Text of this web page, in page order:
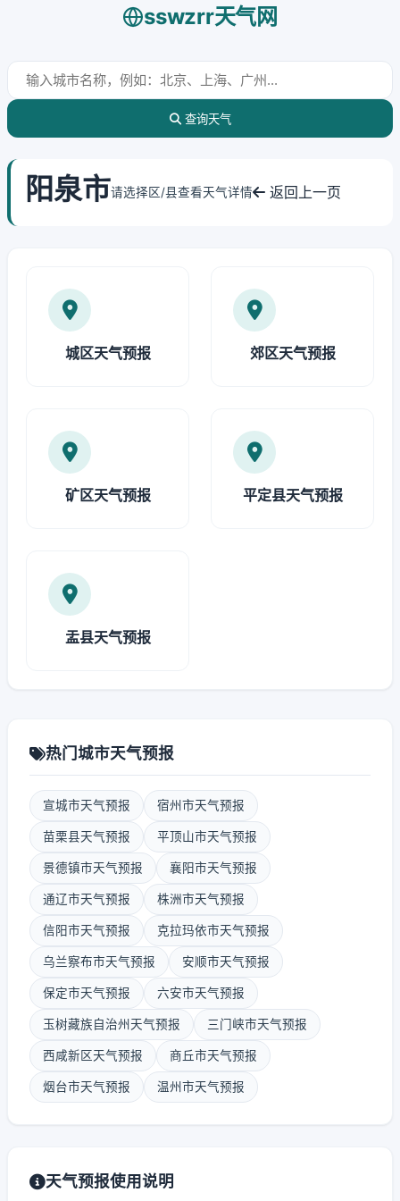
sswzrr天气网
查询天气
阳泉市请选择区/县查看天气详情 返回上一页
城区天气预报 郊区天气预报
矿区天气预报 平定县天气预报
盂县天气预报
热门城市天气预报
宣城市天气预报 宿州市天气预报
苗栗县天气预报 平顶山市天气预报
景德镇市天气预报 襄阳市天气预报
通辽市天气预报 株洲市天气预报
信阳市天气预报 克拉玛依市天气预报
乌兰察布市天气预报 安顺市天气预报
保定市天气预报 六安市天气预报
玉树藏族自治州天气预报 三门峡市天气预报
西咸新区天气预报 商丘市天气预报
烟台市天气预报 温州市天气预报
天气预报使用说明